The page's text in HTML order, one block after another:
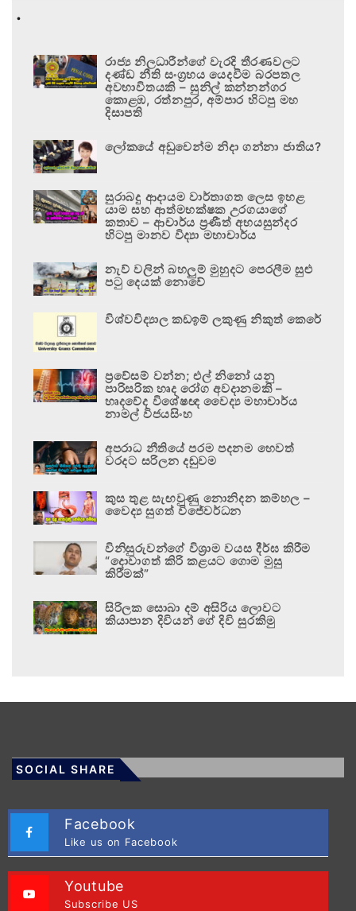
.
රාජ්‍ය නිලධාරීන්ගේ වැරදි තීරණවලට
දණ්ඩ නීති සංග්‍රහය යෙදවීම බරපතල
අවභාවිතයකි – සුනිල් කන්නන්ගර
කොළඹ, රත්නපුර, අම්පාර හිටපු මහ
දිසාපති
ලෝකයේ අඩුවෙන්ම නිදා ගන්නා ජාතිය?
සුරාබදු ආදායම වාර්තාගත ලෙස ඉහළ
යාම සහ ආත්මභක්ෂක උරගයාගේ
කතාව – ආචාර්ය ප්‍රණීත් අභයසුන්දර
හිටපු මානව විද්‍යා මහාචාර්ය
නැව් වලින් බහලුම් මුහුදට පෙරලීම සුළු
පටු දෙයක් නොවේ
විශ්වවිද්‍යාල කඩඉම් ලකුණු නිකුත් කෙරේ
ප්‍රවේසම් වන්න; එල් නිනෝ යනු
පාරිසරික හෘද රෝග අවදානමකි –
හෘදවේද විශේෂඥ වෛද්‍ය මහාචාර්ය
නාමල් විජයසිංහ
අපරාධ නීතියේ පරම පදනම හෙවත්
වරදට සරිලන දඬුවම
කුස තුළ සැඟවුණු නොනිදන කම්හල –
වෛද්‍ය සුගත් විජේවර්ධන
විනිසුරුවන්ගේ විශ්‍රාම වයස දීර්ඝ කිරීම
“දොවාගත් කිරි කළයට ගොම මුසු
කිරීමක්”
සිරිලක සොබා දම් අසිරිය ලොවට
කියාපාන දිවියන් ගේ දිවි සුරකිමු
SOCIAL SHARE
Facebook
Like us on Facebook
Youtube
Subscribe US